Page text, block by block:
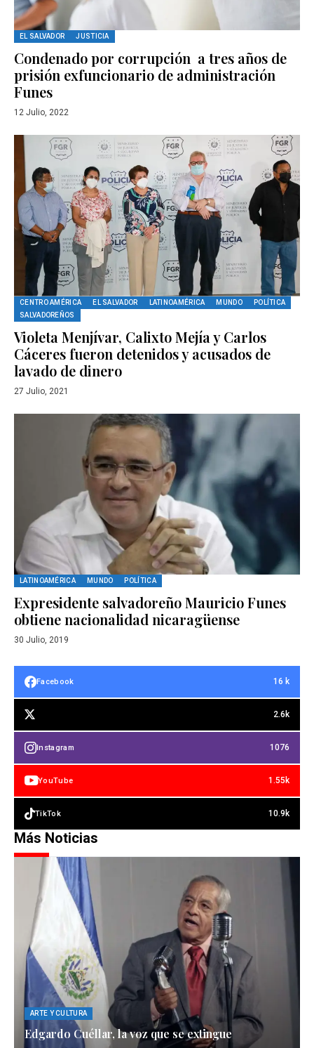
EL SALVADOR JUSTICIA
Condenado por corrupción a tres años de
prisión exfuncionario de administración
Funes
12 Julio, 2022
CENTRO AMÉRICA EL SALVADOR LATINOAMÉRICA MUNDO
POLÍTICA
SALVADOREÑOS
Violeta Menjívar, Calixto Mejía y Carlos
Cáceres fueron detenidos y acusados de
lavado de dinero
27 Julio, 2021
LATINOAMÉRICA MUNDO POLÍTICA
Expresidente salvadoreño Mauricio Funes
obtiene nacionalidad nicaragüense
30 Julio, 2019
Facebook 16 k
2.6k
Instagram 1076
YouTube 1.55k
TikTok 10.9k
Más Noticias
ARTE Y CULTURA
Edgardo Cuéllar, la voz que se extingue